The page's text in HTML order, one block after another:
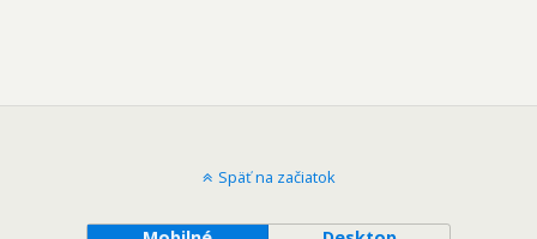
Späť na začiatok